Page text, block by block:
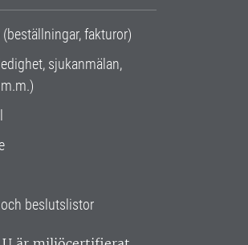
(beställningar, fakturor)
sjukanmälan,
beslutslistor